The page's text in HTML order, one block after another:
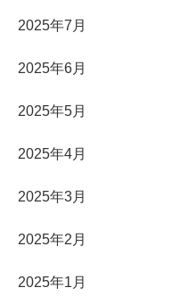
2025年7月
2025年6月
2025年5月
2025年4月
2025年3月
2025年2月
2025年1月